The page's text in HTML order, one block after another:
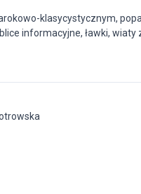
klasycystycznym,
informacyjne, ławki,